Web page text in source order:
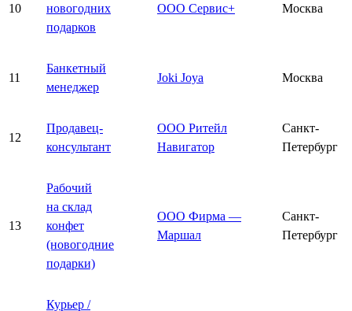
10
новогодних
подарков
ООО Сервис+ Москва
11
Банкетный
менеджер
Joki Joya Москва
12
Продавец-
консультант
ООО Ритейл
Навигатор
Санкт-
Петербург
13
Рабочий
на склад
конфет
(новогодние
подарки)
ООО Фирма —
Маршал
Санкт-
Петербург
Курьер /